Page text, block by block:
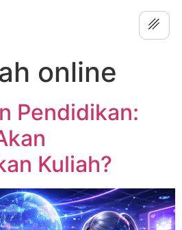
online
Pendidikan:
Kuliah?